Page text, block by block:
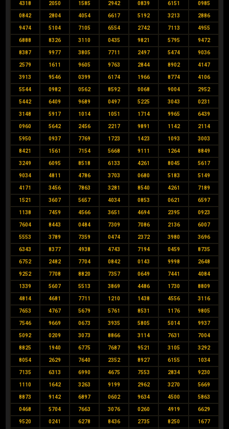
4318 2050 1585 2942 0839 6151 0985
0842 2804 4054 6617 5192 3213 2886
9474 5104 7105 6554 2742 7113 4955
6888 8326 3110 0435 9821 5795 9472
8387 9977 3805 7711 2497 5474 9036
2579 1611 9605 9763 2844 8902 4147
3913 9546 0399 6174 1966 8774 4106
5544 0982 0562 8592 0068 9004 2952
5442 6409 9689 0497 5225 3043 0231
3148 5917 1014 1051 1714 9965 6439
0960 5642 2456 2217 9891 1142 2114
5950 0937 7769 1723 1423 1093 3003
8421 1561 7154 5668 9111 1264 8849
3249 6095 8518 6133 4261 8045 5617
9034 4811 4786 3703 0680 5183 5149
4171 3456 7863 3281 8540 4261 7189
1521 3607 5657 4034 0853 0621 6597
1138 7459 4566 3651 4694 2395 0923
7604 8443 0484 7309 7086 2136 6007
5553 3789 7359 0474 2372 3980 3696
6343 8377 4938 4743 7194 0459 8735
6752 2482 7704 0842 0143 9998 2648
9252 7708 8820 7357 0649 7441 4084
1339 5607 5513 3869 4486 1730 8809
4814 4681 7711 1210 1438 4556 3116
7653 4767 5679 5761 8531 1176 9805
7546 9669 0673 3935 5805 5014 9937
5092 0209 3073 8866 3114 7631 7004
8825 1940 6775 7687 9521 3105 3292
8054 2629 7640 2352 8927 6155 1034
7135 6313 6990 4675 7553 2834 9230
1110 1642 3263 9199 2962 3270 5669
8873 9142 6897 0602 9634 4500 5863
0468 5704 7663 3076 0260 4919 6629
9520 0241 6278 8436 2735 8250 1677